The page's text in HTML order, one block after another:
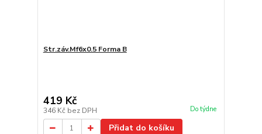
Str.záv.Mf6x0.5 Forma B
419 Kč
346 Kč bez DPH Do týdne
Přidat do košíku